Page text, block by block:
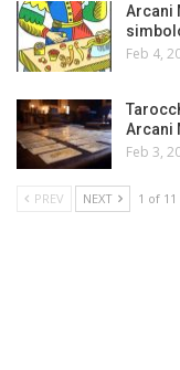
Arcani
Feb 4,
Arcani
Feb 3,
PREV NEXT 1 of 11